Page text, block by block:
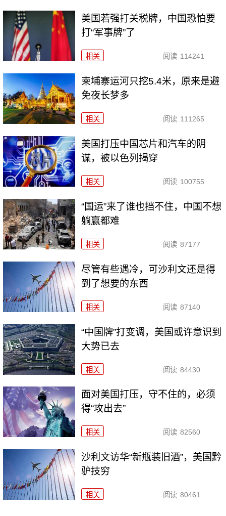
美国若强打关税牌，中国恐怕要
打“军事牌”了
相关 阅读 114241
柬埔寨运河只挖5.4米，原来是避
免夜长梦多
相关 阅读 111265
美国打压中国芯片和汽车的阴
谋，被以色列揭穿
相关 阅读 100755
“国运”来了谁也挡不住，中国不想
躺赢都难
相关 阅读 87177
尽管有些遇冷，可沙利文还是得
到了想要的东西
相关 阅读 87140
“中国牌”打变调，美国或许意识到
大势已去
相关 阅读 84430
面对美国打压，守不住的，必须
得“攻出去”
相关 阅读 82560
沙利文访华“新瓶装旧酒”，美国黔
驴技穷
相关 阅读 80461